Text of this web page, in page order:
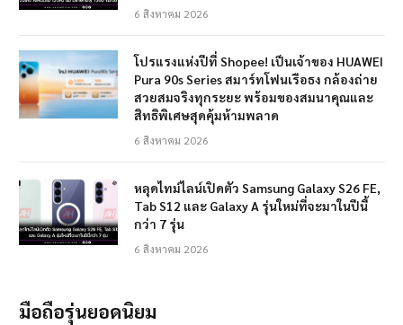
6 สิงหาคม 2026
โปรแรงแห่งปีที่ Shopee! เป็นเจ้าของ HUAWEI
Pura 90s Series สมาร์ทโฟนเรือธง กล้องถ่าย
สวยสมจริงทุกระยะ พร้อมของสมนาคุณและ
สิทธิพิเศษสุดคุ้มห้ามพลาด
6 สิงหาคม 2026
หลุดไทม์ไลน์เปิดตัว Samsung Galaxy S26 FE,
Tab S12 และ Galaxy A รุ่นใหม่ที่จะมาในปีนี้
กว่า 7 รุ่น
6 สิงหาคม 2026
มือถือรุ่นยอดนิยม